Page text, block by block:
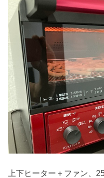
上下ヒーター＋ファン、